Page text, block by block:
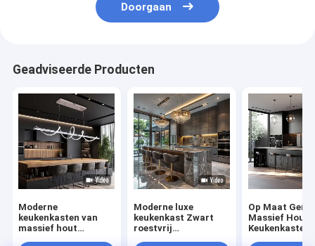
Doorgaan
Geadviseerde Producten
Moderne
keukenkasten van
massief hout
Moderne luxe
keukenkast Zwart
roestvrij
Op Maat
Massief
Keukenkasten